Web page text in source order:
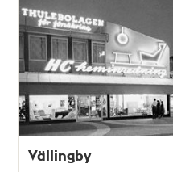
Vällingby